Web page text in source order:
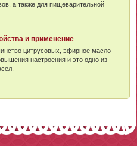
а также для пищеварительной
и применение
цитрусовых, эфирное масло
настроения и это одно из